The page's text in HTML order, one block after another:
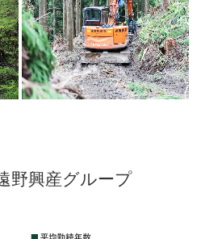
野興産グループ